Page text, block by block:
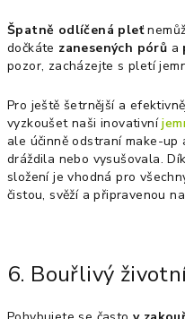
Špatně odlíčená pleť
dočkáte zanesených pórů a
pozor, zacházejte s pletí
Pro ještě šetrnější a
vyzkoušet naši inovativní
ale účinně odstraní make-
dráždila nebo vysušovala.
složení je vhodná pro
čistou, svěží a připravenou
6. Bouřlivý